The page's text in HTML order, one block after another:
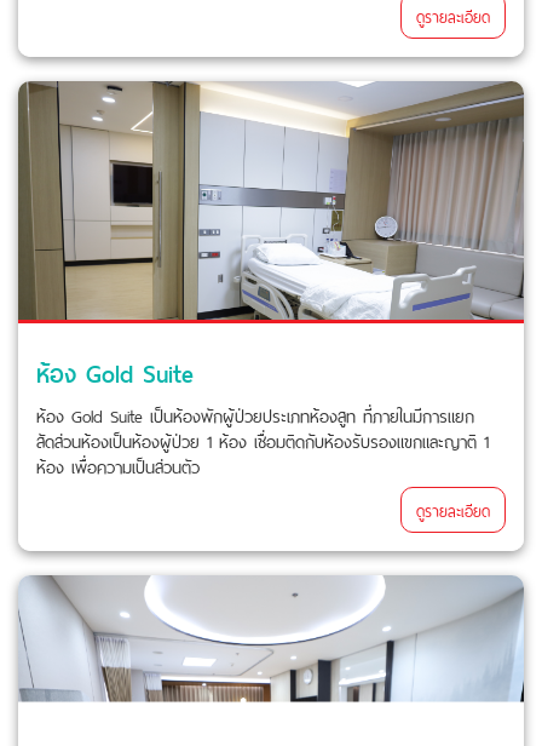
ดูรายละเอียด
ห้อง Gold Suite
ห้อง Gold Suite เป็นห้องพักผู้ป่วยประเภทห้องสูท ที่ภายในมีการแยก
สัดส่วนห้องเป็นห้องผู้ป่วย 1 ห้อง เชื่อมติดกับห้องรับรองแขกและญาติ 1
ห้อง เพื่อความเป็นส่วนตัว
ดูรายละเอียด